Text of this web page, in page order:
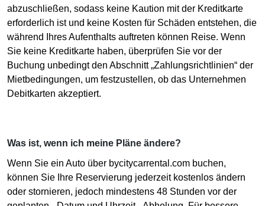
abzuschließen, sodass keine Kaution mit der Kreditkarte
erforderlich ist und keine Kosten für Schäden entstehen, die
während Ihres Aufenthalts auftreten können Reise. Wenn
Sie keine Kreditkarte haben, überprüfen Sie vor der
Buchung unbedingt den Abschnitt „Zahlungsrichtlinien“ der
Mietbedingungen, um festzustellen, ob das Unternehmen
Debitkarten akzeptiert.
Was ist, wenn ich meine Pläne ändere?
Wenn Sie ein Auto über bycitycarrental.com buchen,
können Sie Ihre Reservierung jederzeit kostenlos ändern
oder stornieren, jedoch mindestens 48 Stunden vor der